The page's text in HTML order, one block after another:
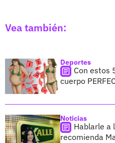
Vea también:
Deportes
Con estos
cuerpo
Noticias
Hablarle a
recomienda